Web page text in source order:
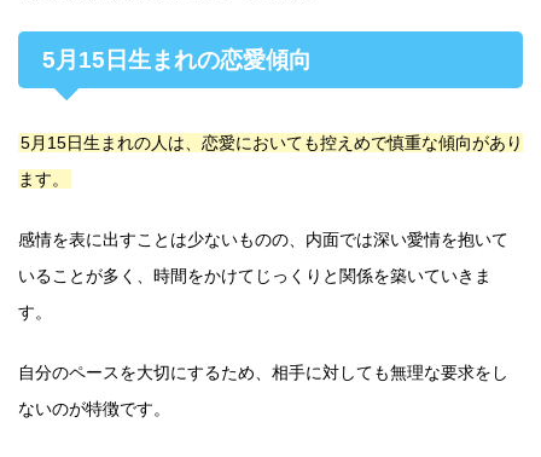
5月15日生まれの恋愛傾向
5月15日生まれの人は、恋愛においても控えめで慎重な傾向があり
ます。
感情を表に出すことは少ないものの、内面では深い愛情を抱いて
いることが多く、時間をかけてじっくりと関係を築いていきま
す。
自分のペースを大切にするため、相手に対しても無理な要求をし
ないのが特徴です。